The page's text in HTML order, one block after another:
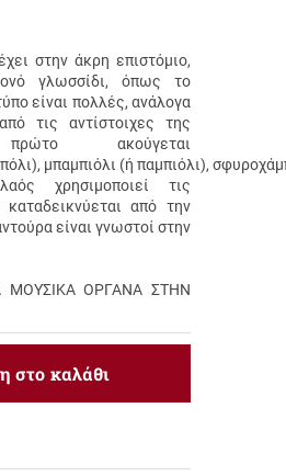
στην άκρη επιστόμιο,
γλωσσίδι, όπως το
είναι πολλές, ανάλογα
τις αντίστοιχες της
ακούγεται
), μπαμπιόλι (ή παμπιόλι),
χρησιμοποιεί τις
από την
είναι γνωστοί στην
ΜΟΥΣΙΚΑ ΟΡΓΑΝΑ ΣΤΗΝ
στο καλάθι